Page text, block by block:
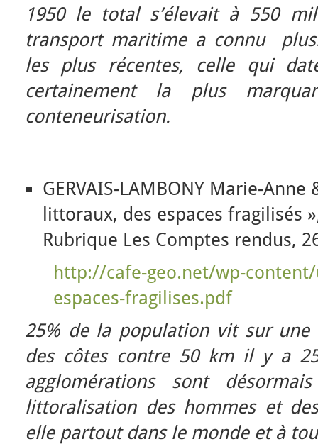
1950 le total s’élevait à 550
transport maritime a connu
les plus récentes, celle qui
certainement la plus
conteneurisation.
GERVAIS-LAMBONY Marie-Anne
littoraux, des espaces fragilisés
Rubrique Les Comptes rendus,
http://cafe-geo.net/wp-
espaces-fragilises.pdf
25% de la population vit sur
des côtes contre 50 km il y a
agglomérations sont
littoralisation des hommes et
elle partout dans le monde et à